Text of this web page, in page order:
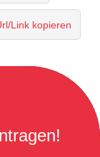
Link kopieren